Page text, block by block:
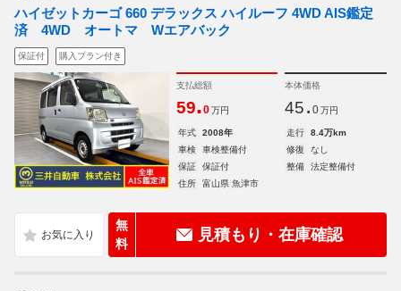
ハイゼットカーゴ 660 デラックス ハイルーフ 4WD AIS鑑定
済 4WD オートマ Wエアバック
保証付 購入プラン付き
支払総額
59.0 万円
本体価格
45. 0 万円
年式 2008年 走行
8.4万km
車検
車検整備付 修復
なし
保証
保証付 整備
法定整備付
住所
富山県 魚津市
無
料
見積もり・在庫確認